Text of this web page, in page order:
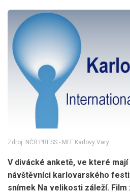
Zdroj: NČR PRESS - MFF Karlovy Vary
V divácké anketě, ve které
návštěvníci karlovarského
snímek Na velikosti záleží. Film